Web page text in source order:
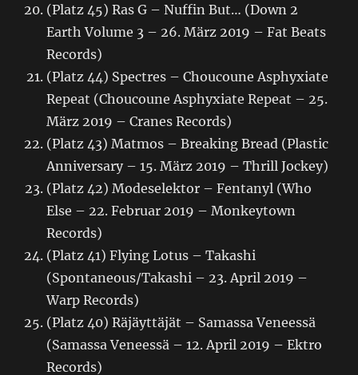
(Platz 45) Ras G – Nuffin But… (Down 2
Earth Volume 3 – 26. März 2019 – Fat Beats
Records)
(Platz 44) Spectres – Choucoune Asphyxiate
Repeat (Choucoune Asphyxiate Repeat – 25.
März 2019 – Cranes Records)
(Platz 43) Matmos – Breaking Bread (Plastic
Anniversary – 15. März 2019 – Thrill Jockey)
(Platz 42) Modeselektor – Fentanyl (Who
Else – 22. Februar 2019 – Monkeytown
Records)
(Platz 41) Flying Lotus – Takashi
(Spontaneous/Takashi – 23. April 2019 –
Warp Records)
(Platz 40) Räjäyttäjät – Samassa Veneessä
(Samassa Veneessä – 12. April 2019 – Ektro
Records)